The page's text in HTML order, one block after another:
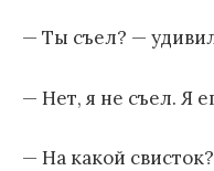
— Ты съел? —
— Нет, я не съел. Я
— На какой